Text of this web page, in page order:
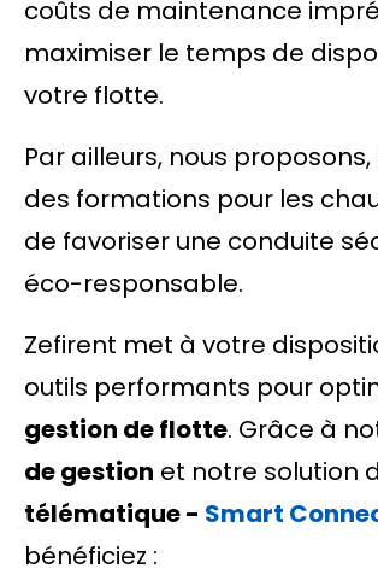
coûts de maintenance
maximiser le temps de
votre flotte.
Par ailleurs, nous
des formations pour les
de favoriser une conduite
éco-responsable.
Zefirent met à votre
outils performants pour
gestion de flotte. Grâce à
de gestion et notre solution
télématique - Smart
bénéficiez :